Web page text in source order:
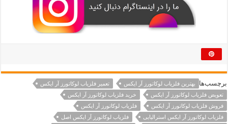
برچسب‌ها بهترین فلزیاب لوکاتورز آر ایکس
تعمیر فلزیاب لوکاتورز آر ایکس
تعویض فلزیاب لوکاتورز آر ایکس
خرید فلزیاب لوکاتورز آر ایکس
فروش فلزیاب لوکاتورز آر ایکس
فلزیاب لوکاتورز آر ایکس
فلزیاب لوکاتورز آر ایکس استرالیایی
فلزیاب لوکاتورز آر ایکس اصل